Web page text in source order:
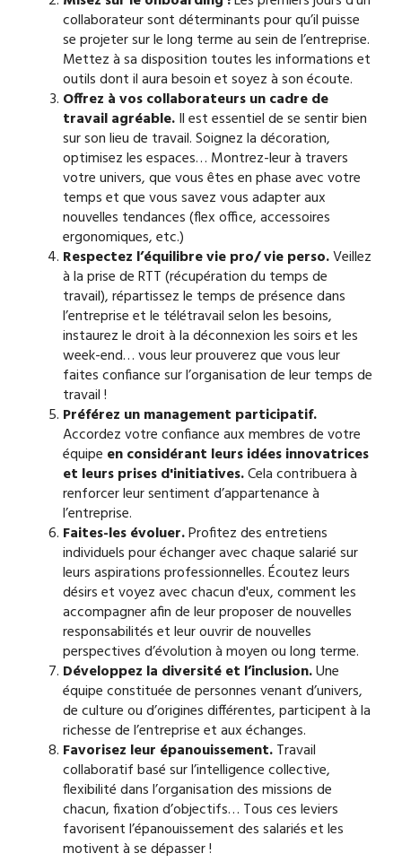
collaborateur sont déterminants pour qu’il puisse
se projeter sur le long terme au sein de l’entreprise.
Mettez à sa disposition toutes les informations et
outils dont il aura besoin et soyez à son écoute.
Offrez à vos collaborateurs un cadre de
travail agréable.Il est essentiel de se sentir bien
sur son lieu de travail. Soignez la décoration,
optimisez les espaces… Montrez-leur à travers
votre univers, que vous êtes en phase avec votre
temps et que vous savez vous adapter aux
nouvelles tendances (flex office, accessoires
ergonomiques, etc.)
Respectez l’équilibre vie pro/ vie perso.Veillez
à la prise de RTT (récupération du temps de
travail), répartissez le temps de présence dans
l’entreprise et le télétravail selon les besoins,
instaurez le droit à la déconnexion les soirs et les
week-end… vous leur prouverez que vous leur
faites confiance sur l’organisation de leur temps de
travail !
Préférez un management participatif.
Accordez votre confiance aux membres de votre
équipe en considérant leurs idées innovatrices
et leurs prises d'initiatives.Cela contribuera à
renforcer leur sentiment d’appartenance à
l’entreprise.
Faites-les évoluer.Profitez des entretiens
individuels pour échanger avec chaque salarié sur
leurs aspirations professionnelles. Écoutez leurs
désirs et voyez avec chacun d'eux, comment les
accompagner afin de leur proposer de nouvelles
responsabilités et leur ouvrir de nouvelles
perspectives d’évolution à moyen ou long terme.
Développez la diversité et l’inclusion.Une
équipe constituée de personnes venant d’univers,
de culture ou d’origines différentes, participent à la
richesse de l’entreprise et aux échanges.
Favorisez leur épanouissement.Travail
collaboratif basé sur l’intelligence collective,
flexibilité dans l’organisation des missions de
chacun, fixation d’objectifs… Tous ces leviers
favorisent l’épanouissement des salariés et les
motivent à se dépasser !